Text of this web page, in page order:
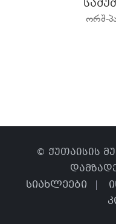
ორშ-
© ქუთაისის
სიახლეები